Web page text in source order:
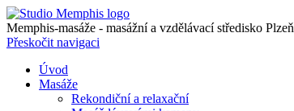
Memphis-masáže - masážní a vzdělávací středisko Plzeň
Přeskočit navigaci
Úvod
Masáže
Rekondiční a relaxační